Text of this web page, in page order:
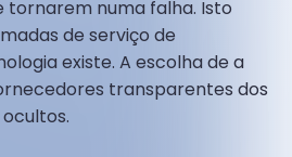
tornarem numa falha. Isto
de serviço de
existe. A escolha de a
transparentes dos